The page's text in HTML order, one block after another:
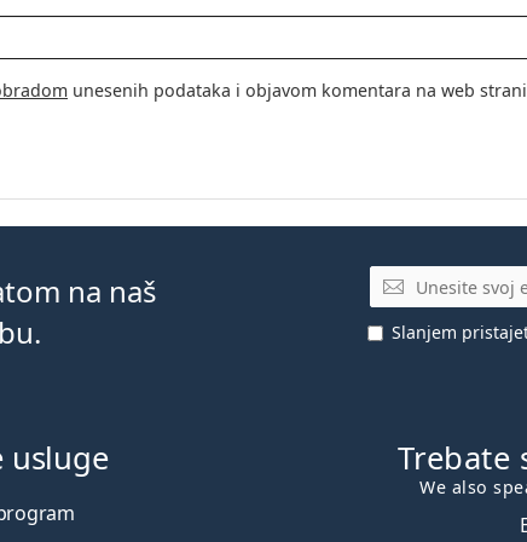
unesenih podataka i objavom komentara na web
na naš
E-mail
Slanjem
Trebate
We also
usluge